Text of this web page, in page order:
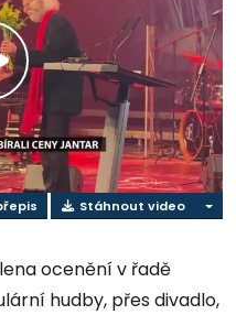
Stáhnout video
ocenění v řadě
hudby, přes divadlo,